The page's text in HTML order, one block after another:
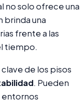
no solo ofrece una
brinda una
frente a las
tiempo.
de los pisos
. Pueden
entornos